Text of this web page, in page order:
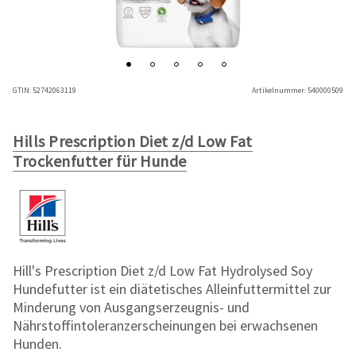
GTIN:52742063119 Artikelnummer:540000509
Hills Prescription Diet z/d Low Fat
Trockenfutter für Hunde
Hill's Prescription Diet z/d Low Fat Hydrolysed Soy
Hundefutter ist ein diätetisches Alleinfuttermittel zur
Minderung von Ausgangserzeugnis- und
Nährstoffintoleranzerscheinungen bei erwachsenen
Hunden.